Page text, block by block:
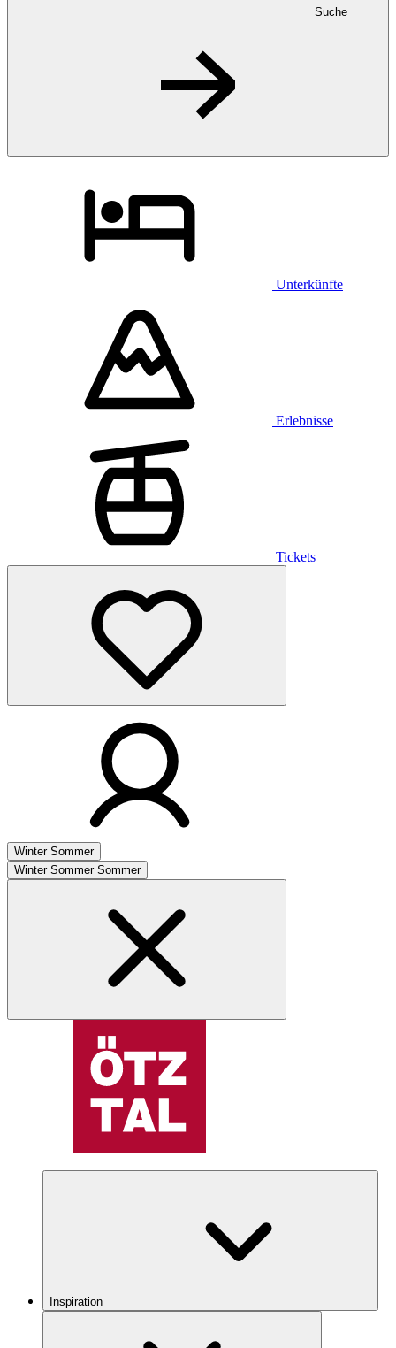
Suche
Unterkünfte
Erlebnisse
Tickets
Winter Sommer
Winter Sommer Sommer
Inspiration